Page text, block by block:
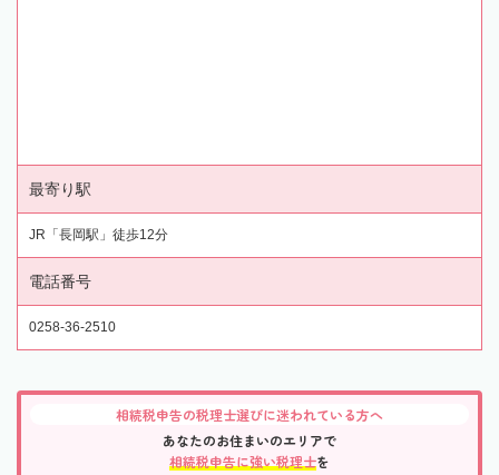
最寄り駅
JR「長岡駅」徒歩12分
電話番号
0258-36-2510
相続税申告の税理士選びに迷われている方へ
あなたのお住まいのエリアで
相続税申告に強い税理士を